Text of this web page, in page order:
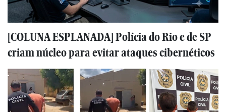
[COLUNA ESPLANADA] Polícia do Rio e de SP
criam núcleo para evitar ataques cibernéticos